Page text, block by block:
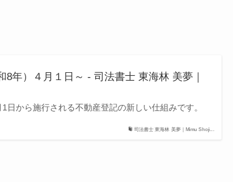
司法書士 東海林 美夢｜Mimu Shoji...
年）４月１日～ - 司法書士 東海林 美夢｜
日から施行される不動産登記の新しい仕組みです。